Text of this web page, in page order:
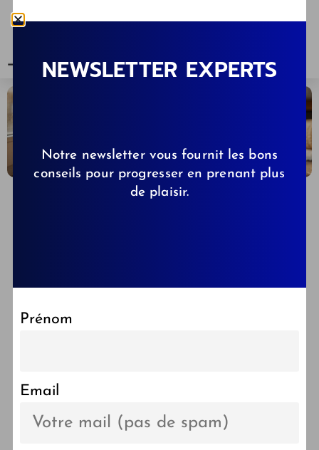
NEWSLETTER EXPERTS
Notre newsletter vous fournit les bons
conseils pour progresser en prenant plus
de plaisir.
Prénom
Email